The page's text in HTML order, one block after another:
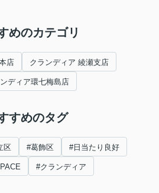
めのカテゴリ
店 クランディア 綾瀬支店
ディア環七梅島店
すめのタグ
区 #葛飾区 #日当たり良好
#クランディア